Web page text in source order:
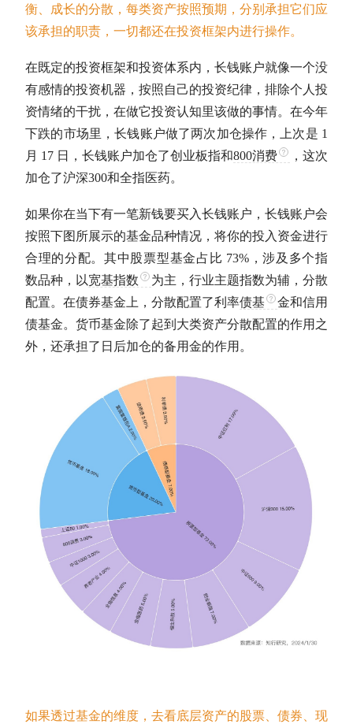
衡、成长的分散，每类资产按照预期，分别承担它们应
该承担的职责，一切都还在投资框架内进行操作。
在既定的投资框架和投资体系内，长钱账户就像一个没
有感情的投资机器，按照自己的投资纪律，排除个人投
资情绪的干扰，在做它投资认知里该做的事情。在今年
下跌的市场里，长钱账户做了两次加仓操作，上次是 1
月 17 日，长钱账户加仓了创业板指和800消费
，这次
加仓了沪深300和全指医药。
如果你在当下有一笔新钱要买入长钱账户，长钱账户会
按照下图所展示的基金品种情况，将你的投入资金进行
合理的分配。其中股票型基金占比 73%，涉及多个指
数品种，以宽基指数
为主，行业主题指数为辅，分散
配置。在债券基金 上，分散配置了利率债基
金和信用
债基金。货币基金除了起到 大类资产分散配置的作用之
外，还承担了日后加仓的备用金的作用。
如果透过基金的维度，去看底层资产的股票、债券、现